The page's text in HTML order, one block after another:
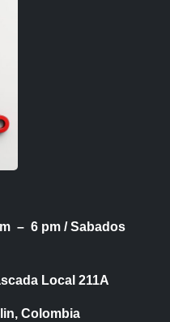
– 6 pm /Sabados
Local 211A
Colombia